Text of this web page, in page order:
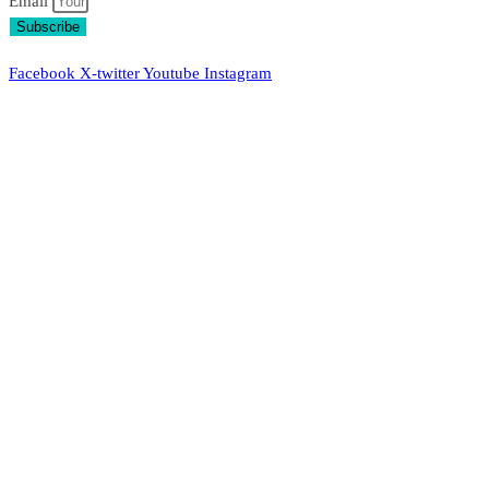
Subscribe
Facebook X-twitterYoutube Instagram